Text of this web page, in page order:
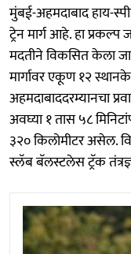
मुंबई-अहमदाबाद हाय-
ट्रेन मार्ग आहे. हा प्रकल्प
मदतीने विकसित केला
मार्गावर एकूण १२
अहमदाबाददरम्यानचा
अवघ्या १ तास ५८
३२० किलोमीटर असेल.
स्लॅब बॅलस्टलेस ट्रॅक